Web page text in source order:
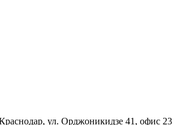
ул. Орджоникидзе 41, офис 23